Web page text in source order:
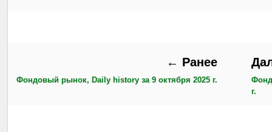
← Ранее
Фондовый рынок, Daily history за 9 октября 2025 г.
г.